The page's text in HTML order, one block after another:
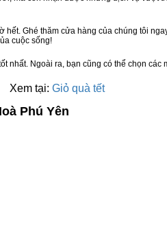
hết. Ghé thăm cửa hàng của chúng tôi
cuộc sống!
nhất. Ngoài ra, bạn cũng có thể chọn các
Xem tại: Giỏ quà tết
Phú Yên